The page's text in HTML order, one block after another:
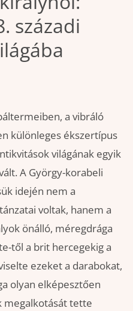
századi
a vibráló
különleges ékszertípus
világának egyik
A György-korabeli
idején nem a
voltak, hanem a
önálló, méregdrága
től a brit hercegekig a
ezeket a darabokat,
olyan elképesztően
megalkotását tette